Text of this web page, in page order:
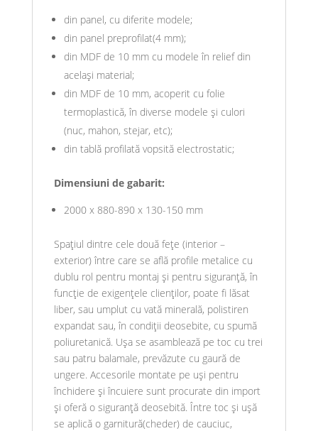
din panel, cu diferite modele;
din panel preprofilat(4 mm);
din MDF de 10 mm cu modele în relief din
același material;
din MDF de 10 mm, acoperit cu folie
termoplastică, în diverse modele și culori
(nuc, mahon, stejar, etc);
din tablă profilată vopsită electrostatic;
Dimensiuni de gabarit:
2000 x 880-890 x 130-150 mm
Spațiul dintre cele două fețe (interior –
exterior) între care se află profile metalice cu
dublu rol pentru montaj și pentru siguranță, în
funcție de exigențele clienților, poate fi lăsat
liber, sau umplut cu vată minerală, polistiren
expandat sau, în condiții deosebite, cu spumă
poliuretanică. Ușa se asamblează pe toc cu trei
sau patru balamale, prevăzute cu gaură de
ungere. Accesorile montate pe uși pentru
închidere și încuiere sunt procurate din import
și oferă o siguranță deosebită. Între toc și ușă
se aplică o garnitură(cheder) de cauciuc,